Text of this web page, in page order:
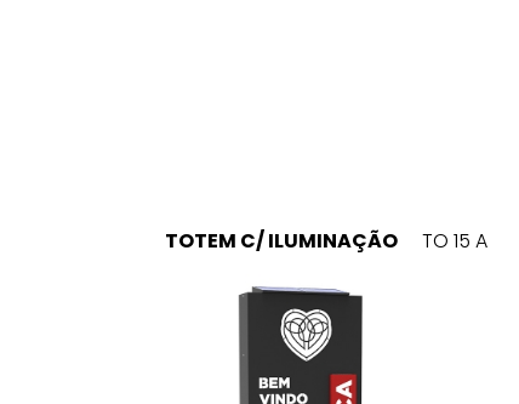
TOTEM C/ ILUMINAÇÃO TO 15 A